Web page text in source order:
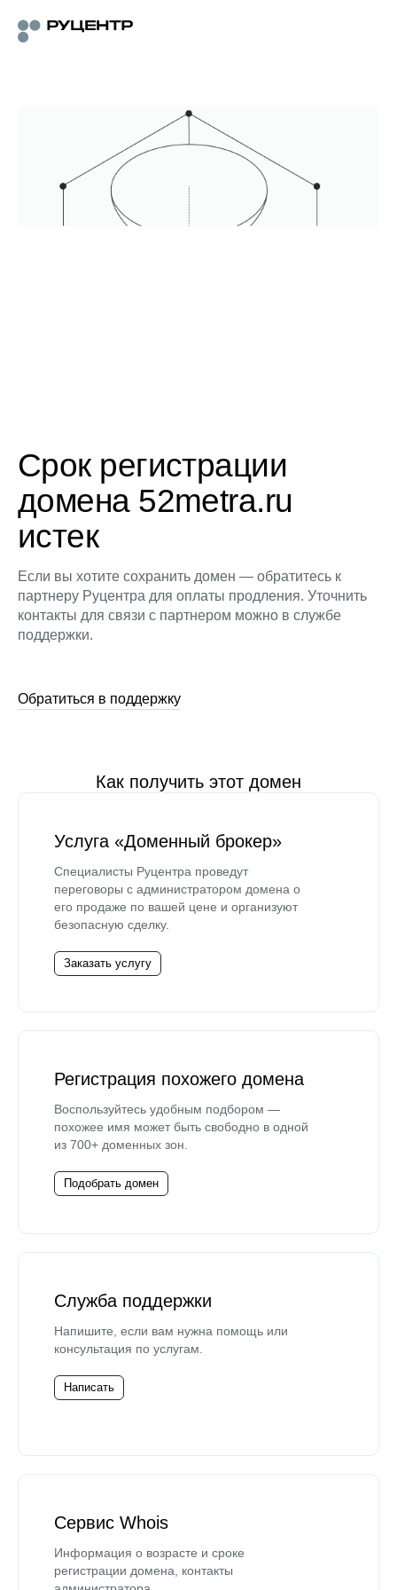
Срок регистрации
домена 52metra.ru
истек
Если вы хотите сохранить домен — обратитесь к
партнеру Руцентра для оплаты продления. Уточнить
контакты для связи с партнером можно в службе
поддержки.
Обратиться в поддержку
Как получить этот домен
Услуга «Доменный брокер»
Специалисты Руцентра проведут
переговоры с администратором домена о
его продаже по вашей цене и организуют
безопасную сделку.
Заказать услугу
Регистрация похожего домена
Воспользуйтесь удобным подбором —
похожее имя может быть свободно в одной
из 700+ доменных зон.
Подобрать домен
Служба поддержки
Напишите, если вам нужна помощь или
консультация по услугам.
Написать
Сервис Whois
Информация о возрасте и сроке
регистрации домена, контакты